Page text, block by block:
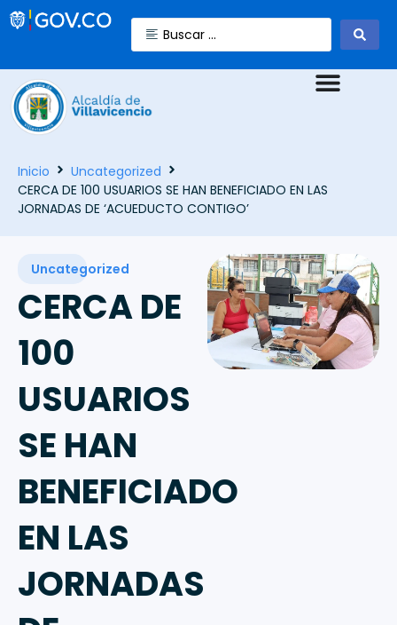
Inicio
Uncategorized
CERCA DE 100 USUARIOS SE HAN BENEFICIADO EN LAS
JORNADAS DE ‘ACUEDUCTO CONTIGO’
Uncategorized
CERCA DE
100
USUARIOS
SE HAN
BENEFICIADO
EN LAS
JORNADAS